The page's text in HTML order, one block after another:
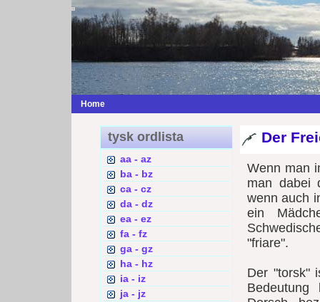
Home
tysk ordlista
aa - az
ba - bz
ca - cz
da - dz
ea - ez
fa - fz
ga - gz
ha - hz
ia - iz
ja - jz
Der
Wenn man
man dabei
wenn auch
ein
"friare".
Der "torsk"